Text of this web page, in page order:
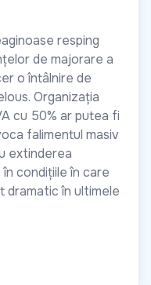
resping
de majorare a
o întâlnire de
Organizația
cu 50% ar putea fi
falimentul masiv
extinderea
condițiile în care
dramatic în ultimele